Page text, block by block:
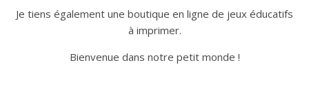
Je tiens également une boutique en ligne de jeux éducatifs
à imprimer.
Bienvenue dans notre petit monde !